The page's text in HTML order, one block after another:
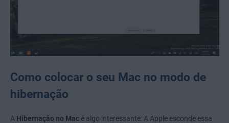
Como colocar o seu Mac no modo de
hibernação
A Hibernação no Mac é algo interessante: A Apple esconde essa